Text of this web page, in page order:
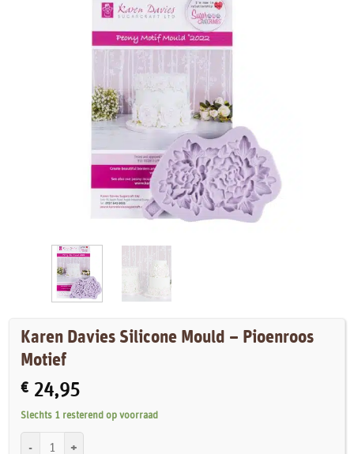
Karen Davies Silicone Mould – Pioenroos
Motief
€ 24,95
Slechts 1 resterend op voorraad